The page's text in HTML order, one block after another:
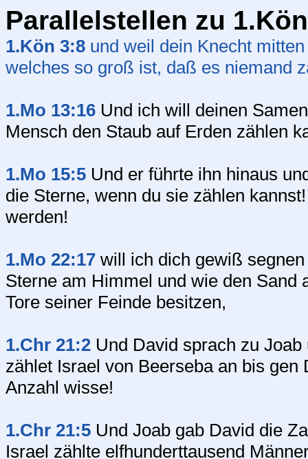
Parallelstellen zu
1.Kön 3:8 und weil dein Knecht
welches so groß ist, daß es niemand
1.Mo 13:16 Und ich will deinen
Mensch den Staub auf Erden zählen
1.Mo 15:5 Und er führte ihn hinaus
die Sterne, wenn du sie zählen
werden!
1.Mo 22:17 will ich dich gewiß
Sterne am Himmel und wie den Sand
Tore seiner Feinde besitzen,
1.Chr 21:2 Und David sprach zu
zählet Israel von Beerseba an bis
Anzahl wisse!
1.Chr 21:5 Und Joab gab David die
Israel zählte elfhunderttausend